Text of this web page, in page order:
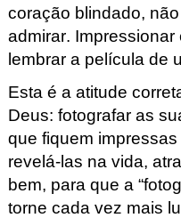
coração blindado,
admirar.
lembrar a película de
Esta é a atitude
Deus: fotografar as
que fiquem
revelá-las na vida,
bem, para que a
torne cada vez mais